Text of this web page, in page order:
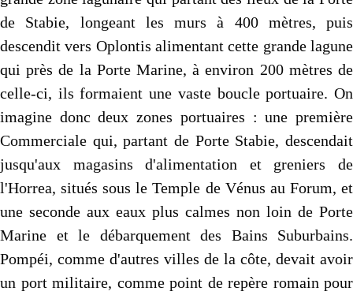
de Stabie, longeant les murs à 400 mètres, puis
descendit vers Oplontis alimentant cette grande lagune
qui près de la Porte Marine, à environ 200 mètres de
celle-ci, ils formaient une vaste boucle portuaire. On
imagine donc deux zones portuaires : une première
Commerciale qui, partant de Porte Stabie, descendait
jusqu'aux magasins d'alimentation et greniers de
l'Horrea, situés sous le Temple de Vénus au Forum, et
une seconde aux eaux plus calmes non loin de Porte
Marine et le débarquement des Bains Suburbains.
Pompéi, comme d'autres villes de la côte, devait avoir
un port militaire, comme point de repère romain pour